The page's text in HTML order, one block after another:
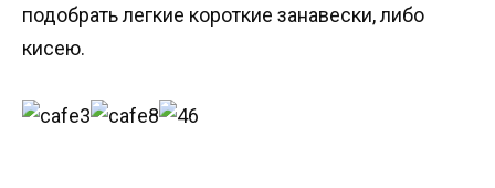
подобрать легкие короткие занавески, либо
кисею.